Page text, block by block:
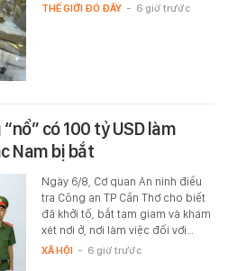
THẾ GIỚI ĐÓ ĐÂY - 6 giờ trước
có 100 tỷ USD làm
Nam bị bắt
Ngày 6/8, Cơ quan An ninh điều
tra Công an TP Cần Thơ cho biết
đã khởi tố, bắt tạm giam và khám
xét nơi ở, nơi làm việc đối với…
XÃ HỘI - 6 giờ trước